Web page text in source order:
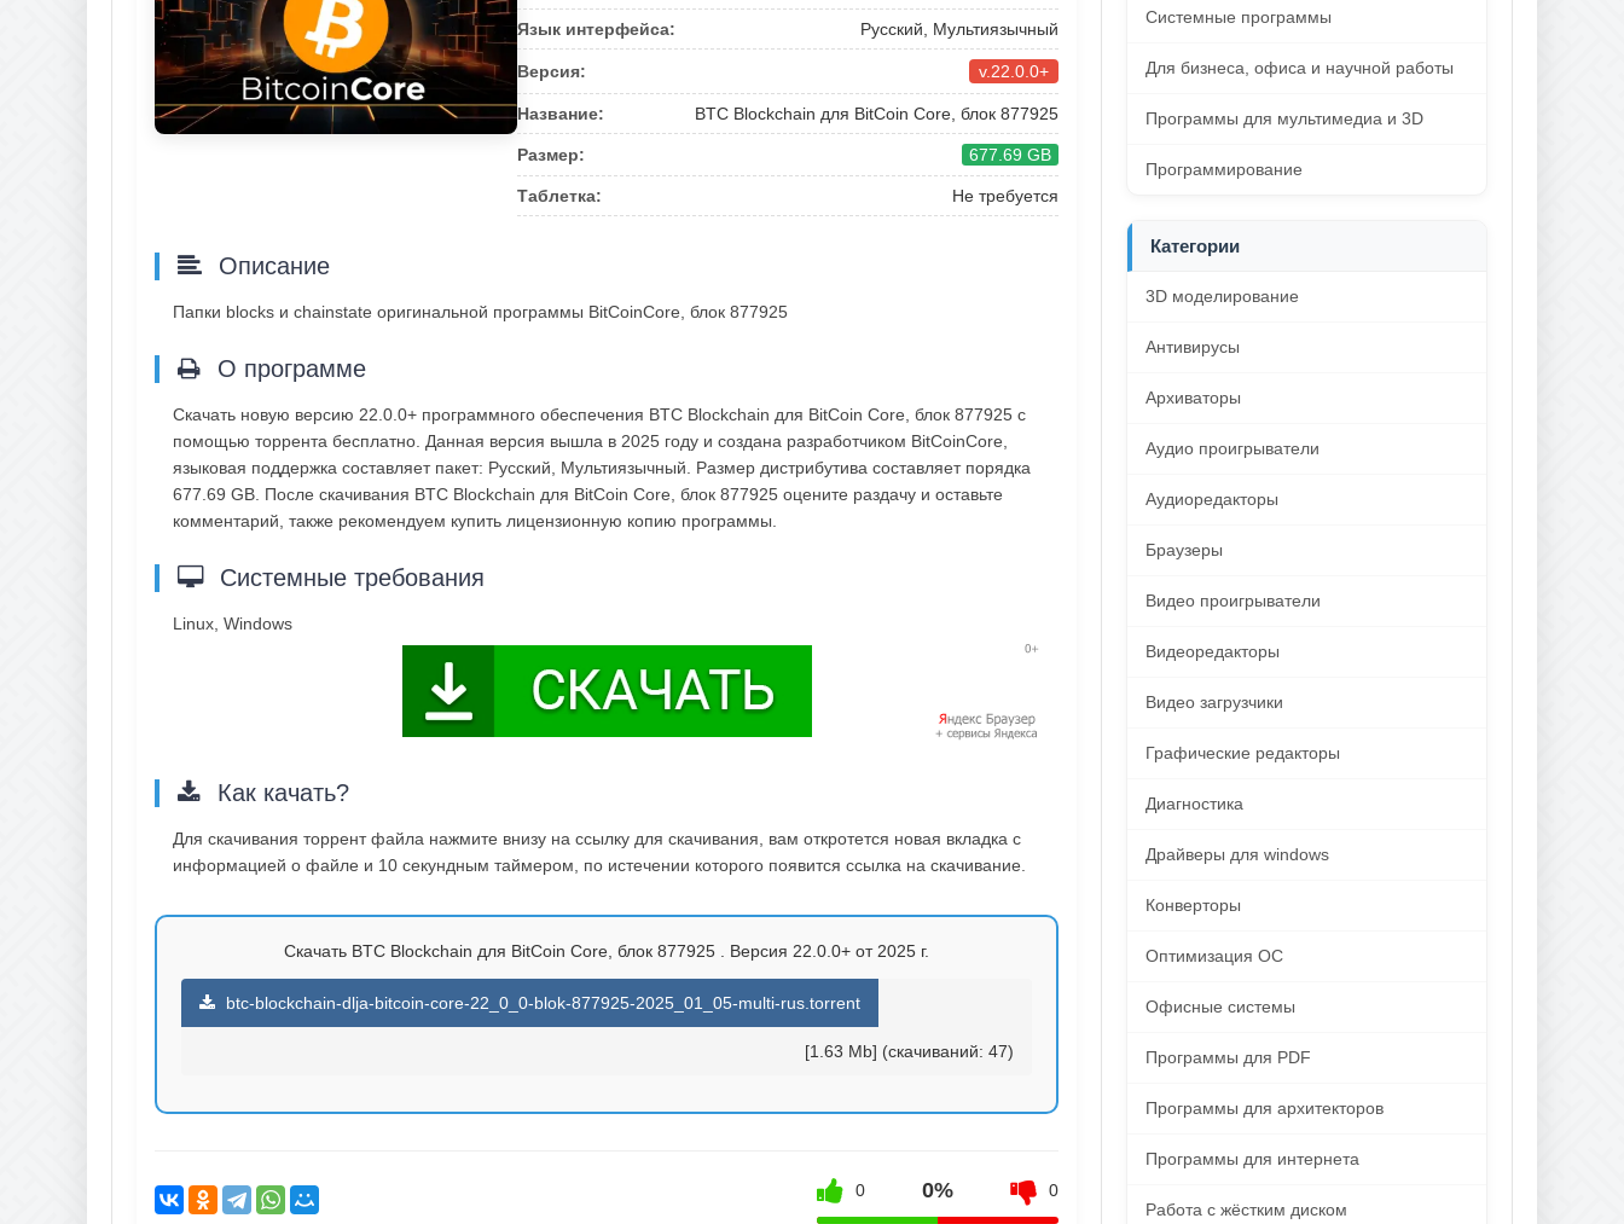
Язык интерфейса: Русский, Мультиязычный
Версия: v.22.0.0+
Название: BTC Blockchain для BitCoin Core, блок 877925
Размер: 677.69 GB
Таблетка: Не требуется
Описание
Папки blocks и chainstate оригинальной программы BitCoinCore, блок 877925
О программе
Скачать новую версию 22.0.0+ программного обеспечения BTC Blockchain для BitCoin Core, блок 877925 с
помощью торрента бесплатно. Данная версия вышла в 2025 году и создана разработчиком BitCoinCore,
языковая поддержка составляет пакет: Русский, Мультиязычный. Размер дистрибутива составляет порядка
677.69 GB. После скачивания BTC Blockchain для BitCoin Core, блок 877925 оцените раздачу и оставьте
комментарий, также рекомендуем купить лицензионную копию программы.
Системные требования
Linux, Windows
Как качать?
Для скачивания торрент файла нажмите внизу на ссылку для скачивания, вам откротется новая вкладка с
информацией о файле и 10 секундным таймером, по истечении которого появится ссылка на скачивание.
Скачать BTC Blockchain для BitCoin Core, блок 877925 . Версия 22.0.0+ от 2025 г.
btc-blockchain-dlja-bitcoin-core-22_0_0-blok-877925-2025_01_05-multi-rus.torrent
[1.63 Mb] (cкачиваний: 47)
0 0% 0
Системные программы
Для бизнеса, офиса и научной работы
Программы для мультимедиа и 3D
Программирование
Категории
3D моделирование
Антивирусы
Архиваторы
Аудио проигрыватели
Аудиоредакторы
Браузеры
Видео проигрыватели
Видеоредакторы
Видео загрузчики
Графические редакторы
Диагностика
Драйверы для windows
Конверторы
Оптимизация ОС
Офисные системы
Программы для PDF
Программы для архитекторов
Программы для интернета
Работа с жёстким диском